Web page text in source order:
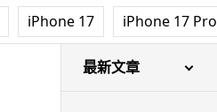
iPhone 17 iPhone 17 Pro
最新文章